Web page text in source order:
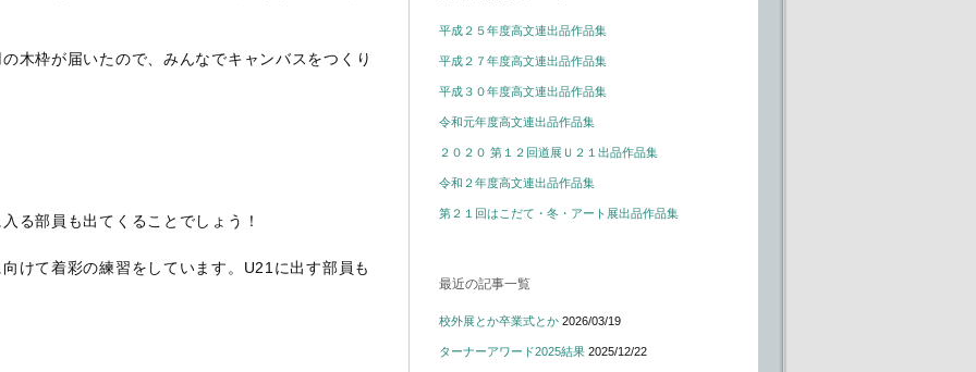
木枠が届いたので、みんなでキャンバスをつくり
る部員も出てくることでしょう！
けて着彩の練習をしています。U21に出す部員も
平成２５年度高文連出品作品集
平成２７年度高文連出品作品集
平成３０年度高文連出品作品集
令和元年度高文連出品作品集
２０２０ 第１２回道展Ｕ２１出品作品集
令和２年度高文連出品作品集
第２１回はこだて・冬・アート展出品作品集
最近の記事一覧
校外展とか卒業式とか 2026/03/19
ターナーアワード2025結果 2025/12/22